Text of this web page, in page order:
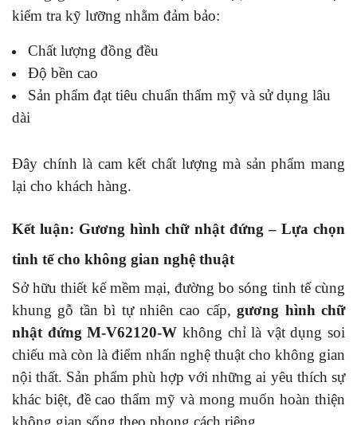
kiểm tra kỹ lưỡng nhằm đảm bảo:
Chất lượng đồng đều
Độ bền cao
Sản phẩm đạt tiêu chuẩn thẩm mỹ và sử dụng lâu
dài
Đây chính là cam kết chất lượng mà sản phẩm mang
lại cho khách hàng.
Kết luận: Gương hình chữ nhật đứng – Lựa chọn
tinh tế cho không gian nghệ thuật
Sở hữu thiết kế mềm mại, đường bo sóng tinh tế cùng
khung gỗ tần bì tự nhiên cao cấp,gương hình chữ
nhật đứng M-V62120-W không chỉ là vật dụng soi
chiếu mà còn là điểm nhấn nghệ thuật cho không gian
nội thất. Sản phẩm phù hợp với những ai yêu thích sự
khác biệt, đề cao thẩm mỹ và mong muốn hoàn thiện
không gian sống theo phong cách riêng.